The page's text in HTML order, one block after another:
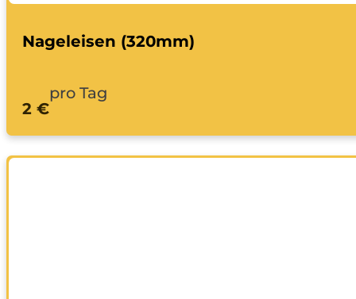
Nageleisen (320mm)
2 €
pro Tag